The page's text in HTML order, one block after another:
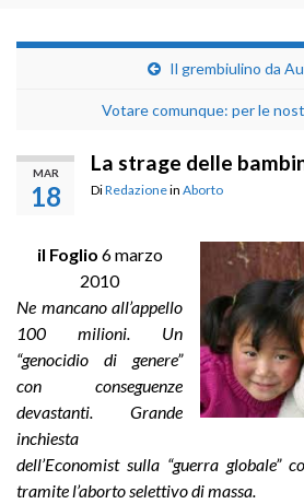
Il grembiulino da
Votare comunque: per le
MAR
18
La strage delle
DiRedazionein Aborto
il Foglio 6 marzo
2010
Ne mancano all’appello
100 milioni. Un
“genocidio di genere”
con conseguenze
devastanti. Grande
inchiesta
dell’Economist sulla “guerra globale”
tramite l’aborto selettivo di massa.